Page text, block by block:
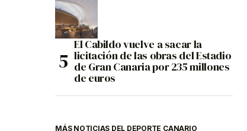
El Cabildo vuelve a sacar la
licitación de las obras del Estadio
de Gran Canaria por 235 millones
de euros
MÁS NOTICIAS DEL DEPORTE CANARIO